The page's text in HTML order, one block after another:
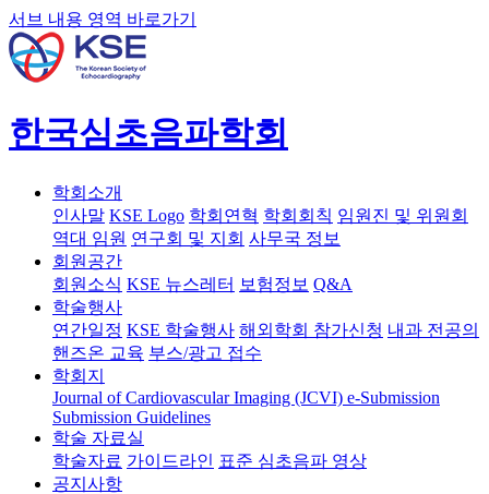
서브 내용 영역 바로가기
한국심초음파학회
학회소개
인사말 KSE Logo 학회연혁 학회회칙 임원진 및 위원회
역대 임원 연구회 및 지회 사무국 정보
회원공간
회원소식 KSE 뉴스레터 보험정보 Q&A
학술행사
연간일정 KSE 학술행사 해외학회 참가신청 내과 전공의
핸즈온 교육 부스/광고 접수
학회지
Journal of Cardiovascular Imaging (JCVI) e-Submission
Submission Guidelines
학술 자료실
학술자료 가이드라인 표준 심초음파 영상
공지사항